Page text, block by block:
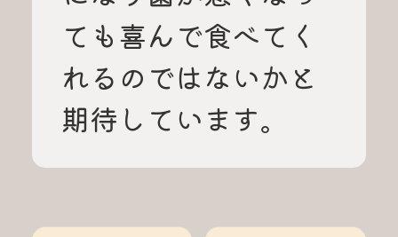
ても喜んで食べてく
れるのではないかと
期待しています。